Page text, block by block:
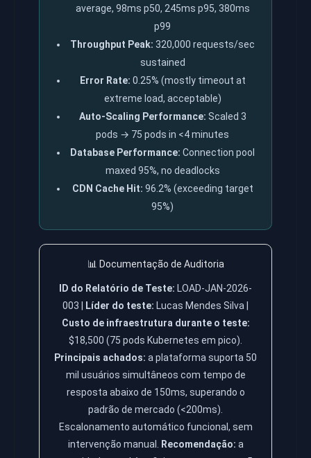
average, 98ms p50, 245ms p95, 380ms
p99
Throughput Peak: 320,000 requests/sec
sustained
Error Rate: 0.25% (mostly timeout at
extreme load, acceptable)
Auto-Scaling Performance: Scaled 3
pods → 75 pods in <4 minutes
Database Performance: Connection pool
maxed 95%, no deadlocks
CDN Cache Hit: 96.2% (exceeding target
95%)
📊 Documentação de Auditoria
ID do Relatório de Teste: LOAD-JAN-2026-
003 |
Líder do teste: Lucas Mendes Silva |
Custo de infraestrutura durante o teste:
$18,500 (75 pods Kubernetes em pico).
Principais achados: a plataforma suporta 50
mil usuários simultâneos com tempo de
resposta abaixo de 150ms, superando o
padrão de mercado (<200ms).
Escalonamento automático funcional, sem
intervenção manual.
Recomendação: a